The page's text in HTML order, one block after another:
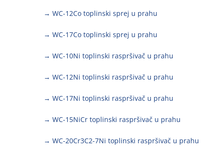
→ WC-12Co toplinski sprej u prahu
→ WC-17Co toplinski sprej u prahu
→ WC-10Ni toplinski raspršivač u prahu
→ WC-12Ni toplinski raspršivač u prahu
→ WC-17Ni toplinski raspršivač u prahu
→ WC-15NiCr toplinski raspršivač u prahu
→ WC-20Cr3C2-7Ni toplinski raspršivač u prahu